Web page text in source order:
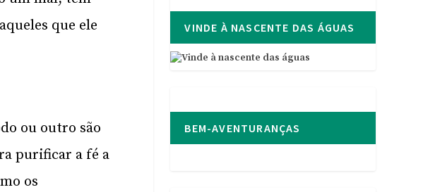
que ele
ou outro são
purificar a fé a
os
VINDE À NASCENTE DAS ÁGUAS
BEM-AVENTURANÇAS